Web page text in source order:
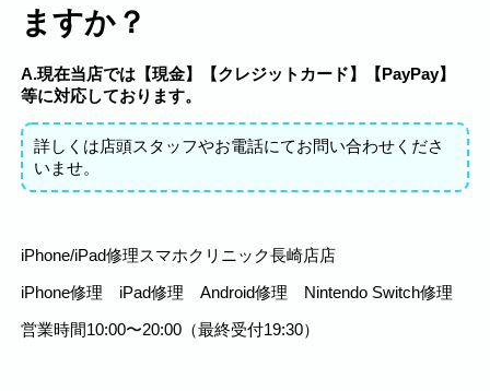
ますか？
A.現在当店では【現金】【クレジットカード】【PayPay】
等に対応しております。
詳しくは店頭スタッフやお電話にてお問い合わせくださ
いませ。
iPhone/iPad修理スマホクリニック長崎店店
iPhone修理 iPad修理 Android修理 Nintendo Switch修理
営業時間10:00〜20:00（最終受付19:30）